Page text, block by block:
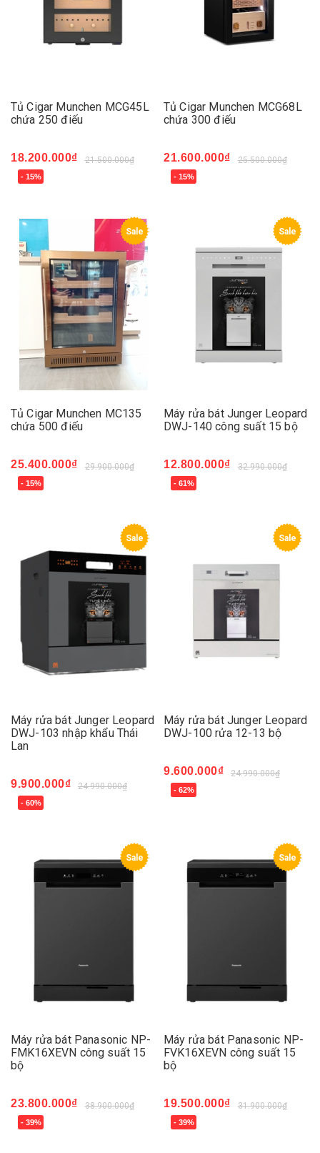
Tủ Cigar Munchen MCG45L
chứa 250 điếu
18.200.000₫ 21.500.000₫
- 15%
Tủ Cigar Munchen MCG68L
chứa 300 điếu
21.600.000₫ 25.500.000₫
- 15%
Sale
Tủ Cigar Munchen MC135
chứa 500 điếu
25.400.000₫ 29.900.000₫
- 15%
Sale
Máy rửa bát Junger Leopard
DWJ-140 công suất 15 bộ
12.800.000₫ 32.990.000₫
- 61%
Sale
Máy rửa bát Junger Leopard
DWJ-103 nhập khẩu Thái
Lan
9.900.000₫ 24.990.000₫
- 60%
Sale
Máy rửa bát Junger Leopard
DWJ-100 rửa 12-13 bộ
9.600.000₫ 24.990.000₫
- 62%
Sale
Máy rửa bát Panasonic NP-
FMK16XEVN công suất 15
bộ
23.800.000₫ 38.900.000₫
- 39%
Sale
Máy rửa bát Panasonic NP-
FVK16XEVN công suất 15
bộ
19.500.000₫ 31.900.000₫
- 39%